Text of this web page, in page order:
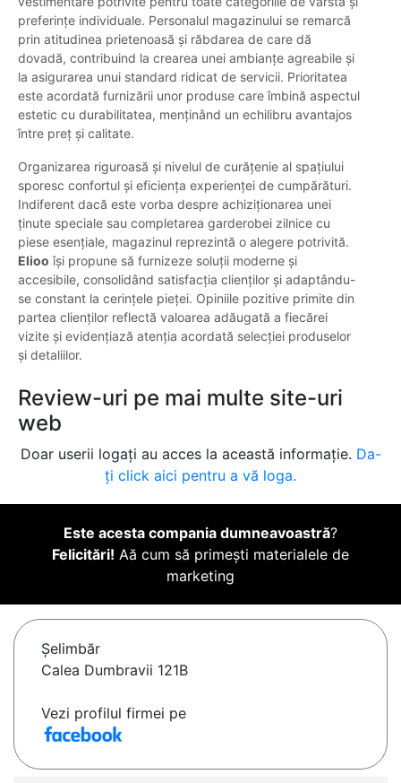
preferințe individuale. Personalul magazinului se remarcă
prin atitudinea prietenoasă și răbdarea de care dă
dovadă, contribuind la crearea unei ambianțe agreabile și
la asigurarea unui standard ridicat de servicii. Prioritatea
este acordată furnizării unor produse care îmbină aspectul
estetic cu durabilitatea, menținând un echilibru avantajos
între preț și calitate.
Organizarea riguroasă și nivelul de curățenie al spațiului
sporesc confortul și eficiența experienței de cumpărături.
Indiferent dacă este vorba despre achiziționarea unei
ținute speciale sau completarea garderobei zilnice cu
piese esențiale, magazinul reprezintă o alegere potrivită.
Elioo își propune să furnizeze soluții moderne și
accesibile, consolidând satisfacția clienților și adaptându-
se constant la cerințele pieței. Opiniile pozitive primite din
partea clienților reflectă valoarea adăugată a fiecărei
vizite și evidențiază atenția acordată selecției produselor
și detaliilor.
Review-uri pe mai multe site-uri
web
Doar userii logați au acces la această informație. Da-
ți click aici pentru a vă loga.
Este acesta compania dumneavoastră?
Felicitări! Aă cum să primești materialele de
marketing
Şelimbăr
Calea Dumbravii 121B
Vezi profilul firmei pe